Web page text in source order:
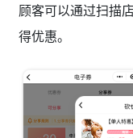
顾客可以通过扫描
得优惠。